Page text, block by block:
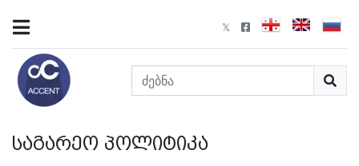
საგარეო პოლიტიკა